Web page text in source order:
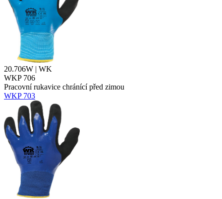
20.706W | WK
WKP 706
Pracovní rukavice chránící před zimou
WKP 703